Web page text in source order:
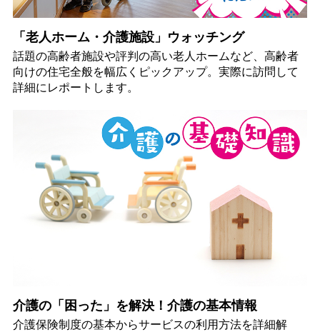
「老人ホーム・介護施設」ウォッチング
話題の高齢者施設や評判の高い老人ホームなど、高齢者
向けの住宅全般を幅広くピックアップ。実際に訪問して
詳細にレポートします。
介護の「困った」を解決！介護の基本情報
介護保険制度の基本からサービスの利用方法を詳細解